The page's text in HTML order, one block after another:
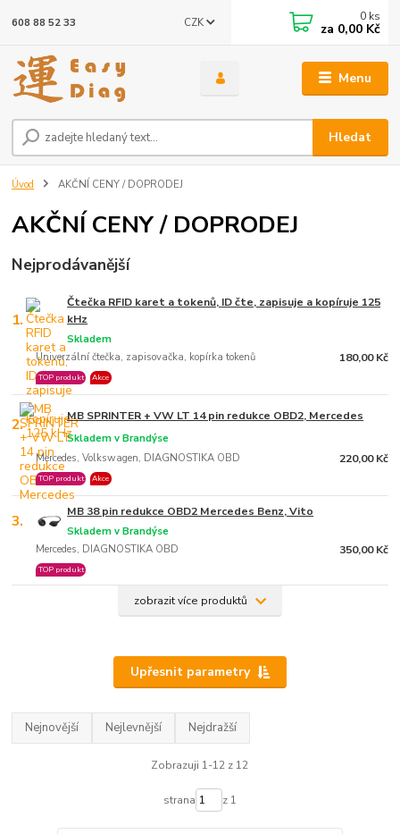
Menu
CZK
Hledat
608 88 52 33 0 ks
za 0,00 Kč
Úvod AKČNÍ CENY / DOPRODEJ
AKČNÍ CENY / DOPRODEJ
Nejprodávanější
1.
Čtečka RFID karet a tokenů, ID čte, zapisuje a kopíruje 125
kHz
Univerzální čtečka, zapisovačka, kopírka tokenů
Skladem
TOP produkt Akce
180,00 Kč
2. MB SPRINTER + VW LT 14 pin redukce OBD2, Mercedes
Mercedes, Volkswagen, DIAGNOSTIKA OBD
Skladem v Brandýse
TOP produkt Akce
220,00 Kč
3. MB 38 pin redukce OBD2 Mercedes Benz, Vito
Mercedes, DIAGNOSTIKA OBD
Skladem v Brandýse
TOP produkt
350,00 Kč
zobrazit více produktů
Upřesnit parametry
Nejnovější Nejlevnější Nejdražší
Zobrazuji 1-12 z 12
strana z 1